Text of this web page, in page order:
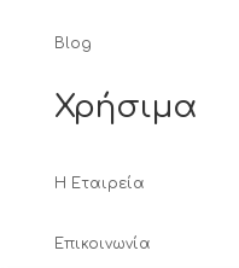
Blog
Χρήσιμα
Η Εταιρεία
Επικοινωνία